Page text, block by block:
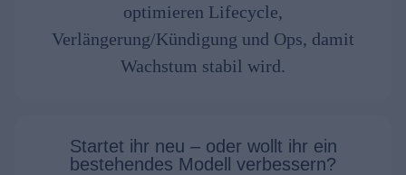
optimieren Lifecycle,
Verlängerung/Kündigung und Ops, damit
Wachstum stabil wird.
Startet ihr neu – oder wollt ihr ein
bestehendes Modell verbessern?